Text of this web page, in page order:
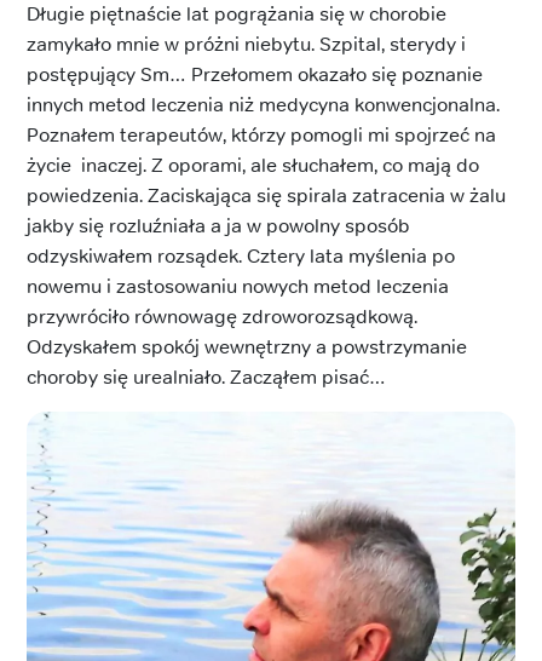
Długie piętnaście lat pogrążania się w chorobie
zamykało mnie w próżni niebytu. Szpital, sterydy i
postępujący Sm… Przełomem okazało się poznanie
innych metod leczenia niż medycyna konwencjonalna.
Poznałem terapeutów, którzy pomogli mi spojrzeć na
życie inaczej. Z oporami, ale słuchałem, co mają do
powiedzenia. Zaciskająca się spirala zatracenia w żalu
jakby się rozluźniała a ja w powolny sposób
odzyskiwałem rozsądek. Cztery lata myślenia po
nowemu i zastosowaniu nowych metod leczenia
przywróciło równowagę zdroworozsądkową.
Odzyskałem spokój wewnętrzny a powstrzymanie
choroby się urealniało. Zacząłem pisać…